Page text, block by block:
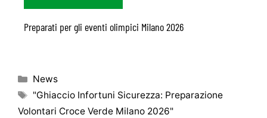
Preparati per gli eventi olimpici Milano 2026
News
"Ghiaccio Infortuni Sicurezza: Preparazione
Volontari Croce Verde Milano 2026"